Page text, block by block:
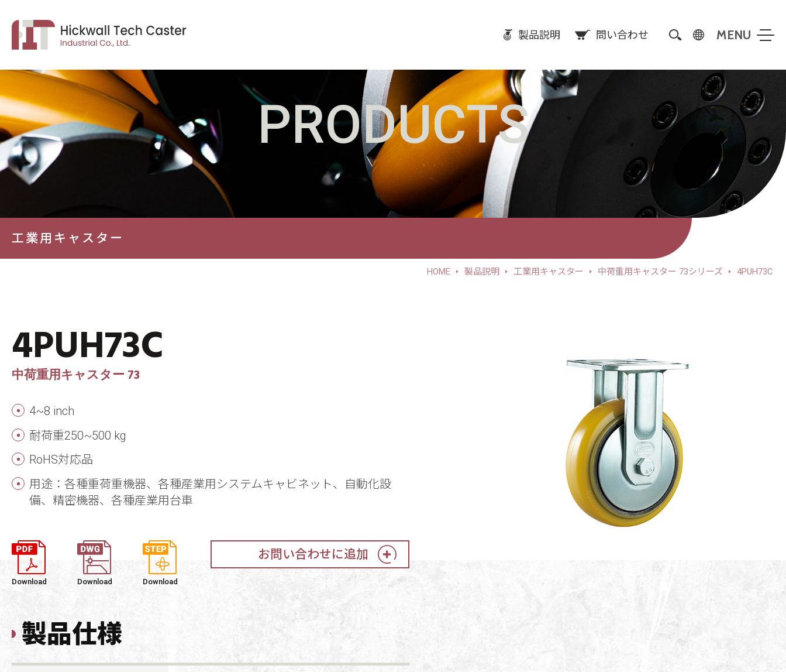
製品説明 問い合わせ
PRODUCTS
工業用キャスター
HOME 製品説明 工業用キャスター 中荷重用キャスター 73シリーズ 4PUH73C
4PUH73C
中荷重用キャスター 73
4~8 inch
耐荷重250~500 kg
RoHS対応品
用途：各種重荷重機器、各種産業用システムキャビネット、自動化設
備、精密機器、各種産業用台車
Download Download Download
お問い合わせに追加
製品仕様